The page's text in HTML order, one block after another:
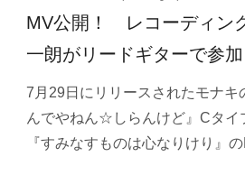
MV公開！ レコーディン
一朗がリードギターで参加
7月29日にリリースされたモナ
んでやねん☆しらんけど』Cタイ
『すみなすものは心なりけり』